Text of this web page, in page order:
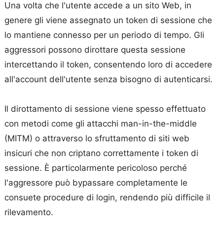
Una volta che l'utente accede a un sito Web, in
genere gli viene assegnato un token di sessione che
lo mantiene connesso per un periodo di tempo. Gli
aggressori possono dirottare questa sessione
intercettando il token, consentendo loro di accedere
all'account dell'utente senza bisogno di autenticarsi.
Il dirottamento di sessione viene spesso effettuato
con metodi come gli attacchi man-in-the-middle
(MITM) o attraverso lo sfruttamento di siti web
insicuri che non criptano correttamente i token di
sessione. È particolarmente pericoloso perché
l'aggressore può bypassare completamente le
consuete procedure di login, rendendo più difficile il
rilevamento.